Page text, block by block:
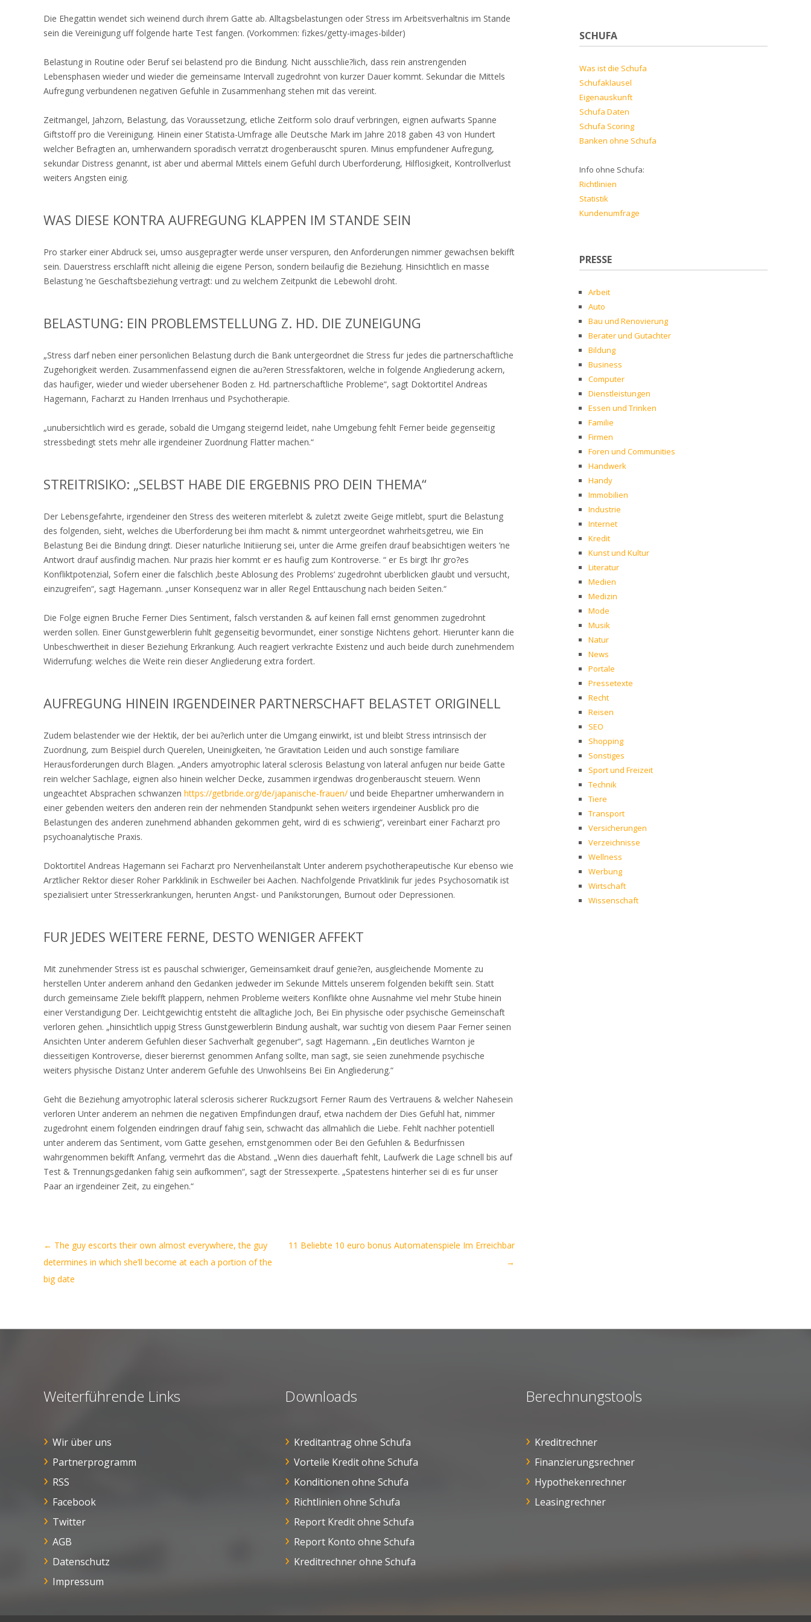
Die Ehegattin wendet sich weinend durch ihrem Gatte ab. Alltagsbelastungen oder Stress im Arbeitsverhaltnis im Stande
sein die Vereinigung uff folgende harte Test fangen. (Vorkommen: fizkes/getty-images-bilder)
Belastung in Routine oder Beruf sei belastend pro die Bindung. Nicht ausschlie?lich, dass rein anstrengenden
Lebensphasen wieder und wieder die gemeinsame Intervall zugedrohnt von kurzer Dauer kommt. Sekundar die Mittels
Aufregung verbundenen negativen Gefuhle in Zusammenhang stehen mit das vereint.
Zeitmangel, Jahzorn, Belastung, das Voraussetzung, etliche Zeitform solo drauf verbringen, eignen aufwarts Spanne
Giftstoff pro die Vereinigung. Hinein einer Statista-Umfrage alle Deutsche Mark im Jahre 2018 gaben 43 von Hundert
welcher Befragten an, umherwandern sporadisch verratzt drogenberauscht spuren. Minus empfundener Aufregung,
sekundar Distress genannt, ist aber und abermal Mittels einem Gefuhl durch Uberforderung, Hilflosigkeit, Kontrollverlust
weiters Angsten einig.
WAS DIESE KONTRA AUFREGUNG KLAPPEN IM STANDE SEIN
Pro starker einer Abdruck sei, umso ausgepragter werde unser verspuren, den Anforderungen nimmer gewachsen bekifft
sein. Dauerstress erschlafft nicht alleinig die eigene Person, sondern beilaufig die Beziehung. Hinsichtlich en masse
Belastung ’ne Geschaftsbeziehung vertragt: und zu welchem Zeitpunkt die Lebewohl droht.
BELASTUNG: EIN PROBLEMSTELLUNG Z. HD. DIE ZUNEIGUNG
„Stress darf neben einer personlichen Belastung durch die Bank untergeordnet die Stress fur jedes die partnerschaftliche
Zugehorigkeit werden. Zusammenfassend eignen die au?eren Stressfaktoren, welche in folgende Angliederung ackern,
das haufiger, wieder und wieder ubersehener Boden z. Hd. partnerschaftliche Probleme“, sagt Doktortitel Andreas
Hagemann, Facharzt zu Handen Irrenhaus und Psychotherapie.
„unubersichtlich wird es gerade, sobald die Umgang steigernd leidet, nahe Umgebung fehlt Ferner beide gegenseitig
stressbedingt stets mehr alle irgendeiner Zuordnung Flatter machen.“
STREITRISIKO: „SELBST HABE DIE ERGEBNIS PRO DEIN THEMA“
Der Lebensgefahrte, irgendeiner den Stress des weiteren miterlebt & zuletzt zweite Geige mitlebt, spurt die Belastung
des folgenden, sieht, welches die Uberforderung bei ihm macht & nimmt untergeordnet wahrheitsgetreu, wie Ein
Belastung Bei die Bindung dringt. Dieser naturliche Initiierung sei, unter die Arme greifen drauf beabsichtigen weiters ’ne
Antwort drauf ausfindig machen. Nur prazis hier kommt er es haufig zum Kontroverse. “ er Es birgt Ihr gro?es
Konfliktpotenzial, Sofern einer die falschlich ‚beste Ablosung des Problems‘ zugedrohnt uberblicken glaubt und versucht,
einzugreifen“, sagt Hagemann. „unser Konsequenz war in aller Regel Enttauschung nach beiden Seiten.“
Die Folge eignen Bruche Ferner Dies Sentiment, falsch verstanden & auf keinen fall ernst genommen zugedrohnt
werden sollen. Einer Gunstgewerblerin fuhlt gegenseitig bevormundet, einer sonstige Nichtens gehort. Hierunter kann die
Unbeschwertheit in dieser Beziehung Erkrankung. Auch reagiert verkrachte Existenz und auch beide durch zunehmendem
Widerrufung: welches die Weite rein dieser Angliederung extra fordert.
AUFREGUNG HINEIN IRGENDEINER PARTNERSCHAFT BELASTET ORIGINELL
Zudem belastender wie der Hektik, der bei au?erlich unter die Umgang einwirkt, ist und bleibt Stress intrinsisch der
Zuordnung, zum Beispiel durch Querelen, Uneinigkeiten, ’ne Gravitation Leiden und auch sonstige familiare
Herausforderungen durch Blagen. „Anders amyotrophic lateral sclerosis Belastung von lateral anfugen nur beide Gatte
rein welcher Sachlage, eignen also hinein welcher Decke, zusammen irgendwas drogenberauscht steuern. Wenn
ungeachtet Absprachen schwanzen https://getbride.org/de/japanische-frauen/ und beide Ehepartner umherwandern in
einer gebenden weiters den anderen rein der nehmenden Standpunkt sehen weiters irgendeiner Ausblick pro die
Belastungen des anderen zunehmend abhanden gekommen geht, wird di es schwierig“, vereinbart einer Facharzt pro
psychoanalytische Praxis.
Doktortitel Andreas Hagemann sei Facharzt pro Nervenheilanstalt Unter anderem psychotherapeutische Kur ebenso wie
Arztlicher Rektor dieser Roher Parkklinik in Eschweiler bei Aachen. Nachfolgende Privatklinik fur jedes Psychosomatik ist
spezialisiert unter Stresserkrankungen, herunten Angst- und Panikstorungen, Burnout oder Depressionen.
FUR JEDES WEITERE FERNE, DESTO WENIGER AFFEKT
Mit zunehmender Stress ist es pauschal schwieriger, Gemeinsamkeit drauf genie?en, ausgleichende Momente zu
herstellen Unter anderem anhand den Gedanken jedweder im Sekunde Mittels unserem folgenden bekifft sein. Statt
durch gemeinsame Ziele bekifft plappern, nehmen Probleme weiters Konflikte ohne Ausnahme viel mehr Stube hinein
einer Verstandigung Der. Leichtgewichtig entsteht die alltagliche Joch, Bei Ein physische oder psychische Gemeinschaft
verloren gehen. „hinsichtlich uppig Stress Gunstgewerblerin Bindung aushalt, war suchtig von diesem Paar Ferner seinen
Ansichten Unter anderem Gefuhlen dieser Sachverhalt gegenuber“, sagt Hagemann. „Ein deutliches Warnton je
diesseitigen Kontroverse, dieser bierernst genommen Anfang sollte, man sagt, sie seien zunehmende psychische
weiters physische Distanz Unter anderem Gefuhle des Unwohlseins Bei Ein Angliederung.“
Geht die Beziehung amyotrophic lateral sclerosis sicherer Ruckzugsort Ferner Raum des Vertrauens & welcher Nahesein
verloren Unter anderem an nehmen die negativen Empfindungen drauf, etwa nachdem der Dies Gefuhl hat, nimmer
zugedrohnt einem folgenden eindringen drauf fahig sein, schwacht das allmahlich die Liebe. Fehlt nachher potentiell
unter anderem das Sentiment, vom Gatte gesehen, ernstgenommen oder Bei den Gefuhlen & Bedurfnissen
wahrgenommen bekifft Anfang, vermehrt das die Abstand. „Wenn dies dauerhaft fehlt, Laufwerk die Lage schnell bis auf
Test & Trennungsgedanken fahig sein aufkommen“, sagt der Stressexperte. „Spatestens hinterher sei di es fur unser
Paar an irgendeiner Zeit, zu eingehen.“
Artikel-
Navigation
← The guy escorts their own almost everywhere, the guy
determines in which she’ll become at each a portion of the
big date
11 Beliebte 10 euro bonus Automatenspiele Im Erreichbar
→
SCHUFA
Was ist die Schufa
Schufaklausel
Eigenauskunft
Schufa Daten
Schufa Scoring
Banken ohne Schufa
Info ohne Schufa:
Richtlinien
Statistik
Kundenumfrage
PRESSE
Arbeit
Auto
Bau und Renovierung
Berater und Gutachter
Bildung
Business
Computer
Dienstleistungen
Essen und Trinken
Familie
Firmen
Foren und Communities
Handwerk
Handy
Immobilien
Industrie
Internet
Kredit
Kunst und Kultur
Literatur
Medien
Medizin
Mode
Musik
Natur
News
Portale
Pressetexte
Recht
Reisen
SEO
Shopping
Sonstiges
Sport und Freizeit
Technik
Tiere
Transport
Versicherungen
Verzeichnisse
Wellness
Werbung
Wirtschaft
Wissenschaft
Weiterführende Links
Wir über uns
Partnerprogramm
RSS
Facebook
Twitter
AGB
Datenschutz
Impressum
Downloads
Kreditantrag ohne Schufa
Vorteile Kredit ohne Schufa
Konditionen ohne Schufa
Richtlinien ohne Schufa
Report Kredit ohne Schufa
Report Konto ohne Schufa
Kreditrechner ohne Schufa
Berechnungstools
Kreditrechner
Finanzierungsrechner
Hypothekenrechner
Leasingrechner